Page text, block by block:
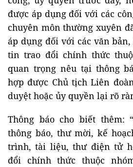
được áp dụng đối với các
chuyên môn thường xuyên
áp dụng đối với các văn
tin trao đổi chính thức
quan trọng nêu tại thông
hợp được Chủ tịch Liên
duyệt hoặc ủy quyền lại rõ
Thông báo cho biết thêm:
thông báo, thư mời, kế
trình, tài liệu, thư điện tử
đổi chính thức thuộc